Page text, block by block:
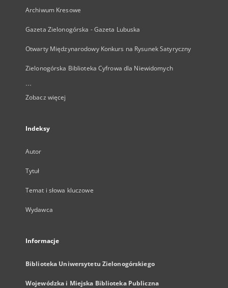
Archiwum Kresowe
Gazeta Zielonogórska - Gazeta Lubuska
Otwarty Międzynarodowy Konkurs na Rysunek Satyryczny
Zielonogórska Biblioteka Cyfrowa dla Niewidomych
...
Zobacz więcej
Indeksy
Autor
Tytuł
Temat i słowa kluczowe
Wydawca
Informacje
Biblioteka Uniwersytetu Zielonogórskiego
Wojewódzka i Miejska Biblioteka Publiczna